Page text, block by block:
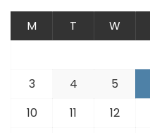
M T W
3
4 5
10
11 12